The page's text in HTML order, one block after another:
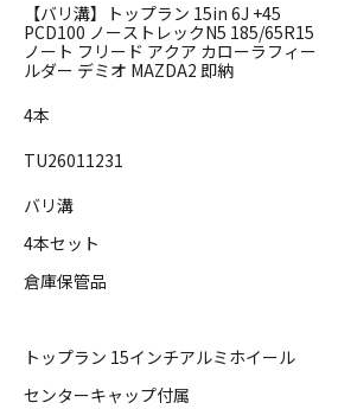
【バリ溝】トップラン 15in 6J +45
PCD100 ノーストレックN5 185/65R15
ノート フリード アクア カローラフィー
ルダー デミオ MAZDA2 即納
4本
TU26011231
バリ溝
4本セット
倉庫保管品
トップラン 15インチアルミホイール
センターキャップ付属